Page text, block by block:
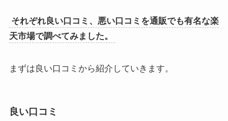
それぞれ良い口コミ、悪い口コミを通販でも有名な楽
天市場で調べてみました。
まずは良い口コミから紹介していきます。
良い口コミ